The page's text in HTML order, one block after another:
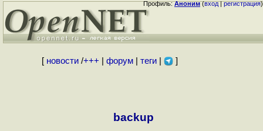
Профиль:Аноним(вход|регистрация)
[ новости/+++ форум| теги| ]
backup